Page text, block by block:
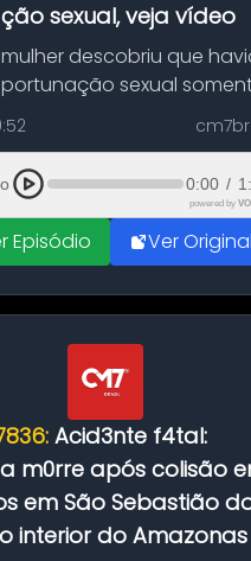
sexual, veja vídeo
mulher descobriu que
sexual
vídeo que gravou
academia de um
na Bahia. O c...
0:00 /
powered by
Episódio Ver Original
Acid3nte f4tal:
m0rre após colisão
em São Sebastião
interior do Amazonas